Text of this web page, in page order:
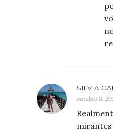
SILVIA
outubro 8,
mirantes